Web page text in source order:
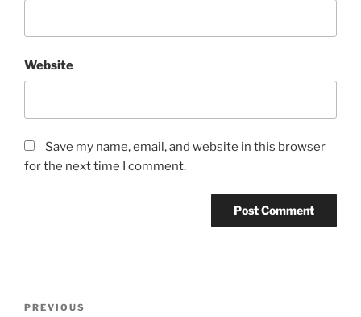
Website
Save my name, email, and website in this browser
for the next time I comment.
Previous
PREVIOUS